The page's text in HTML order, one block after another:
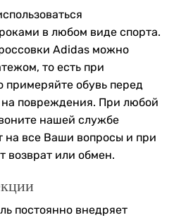
в любом виде спорта.
Adidas можно
то есть при
примеряйте обувь перед
на повреждения. При любой
нашей службе
на все Ваши вопросы и при
возврат или обмен.
постоянно внедряет